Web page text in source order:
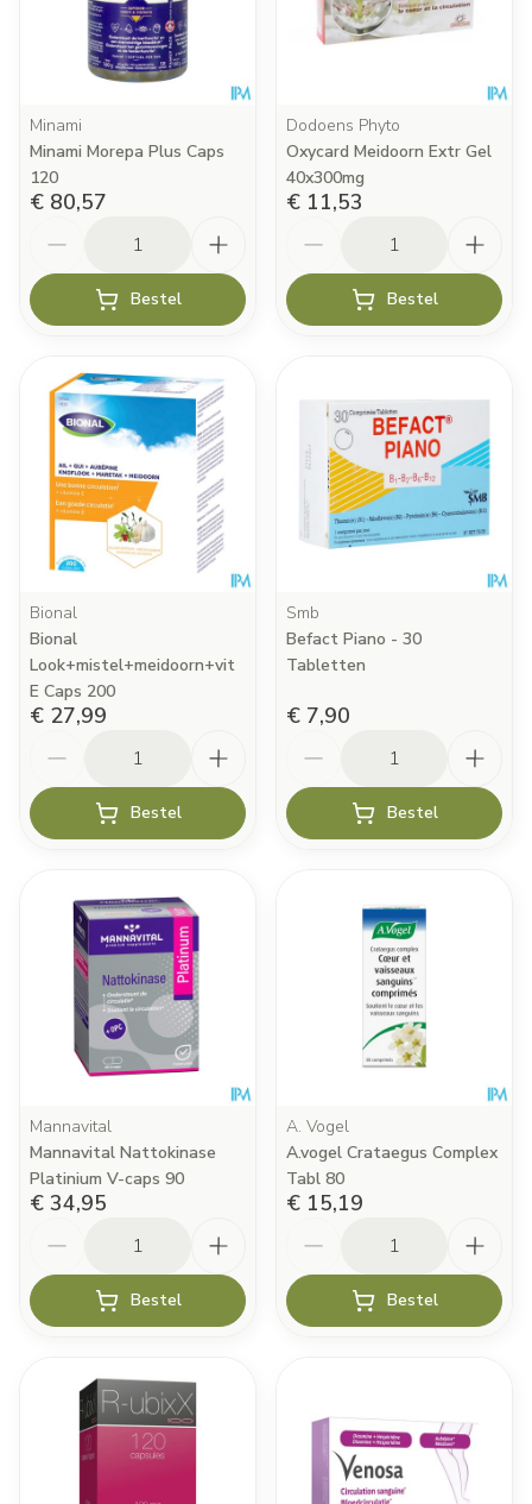
Minami
Minami Morepa Plus Caps
120
€ 80,57
Bestel
Dodoens Phyto
Oxycard Meidoorn Extr Gel
40x300mg
€ 11,53
Bestel
Bional
Bional
Look+mistel+meidoorn+vit
E Caps 200
€ 27,99
Bestel
Smb
Befact Piano - 30
Tabletten
€ 7,90
Bestel
Mannavital
Mannavital Nattokinase
Platinium V-caps 90
€ 34,95
Bestel
A. Vogel
A.vogel Crataegus Complex
Tabl 80
€ 15,19
Bestel